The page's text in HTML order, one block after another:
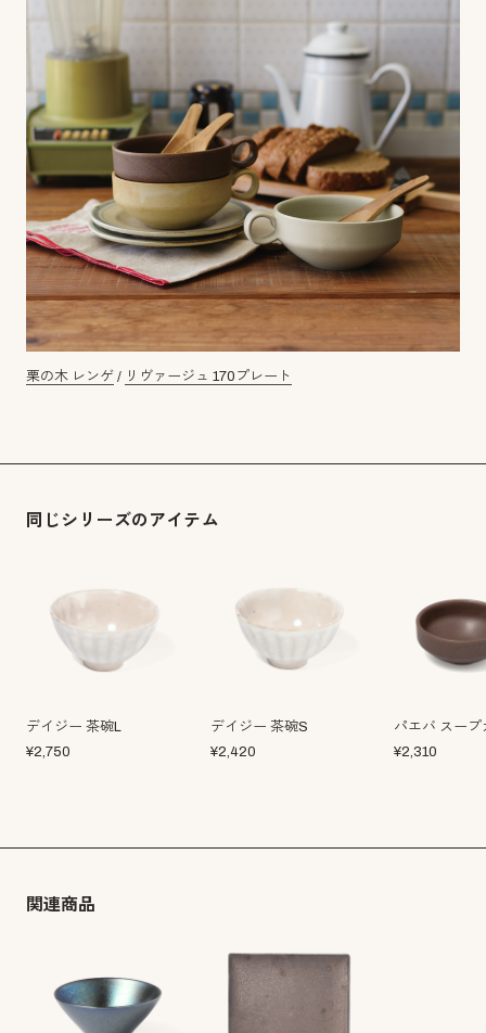
栗の木 レンゲ / リヴァージュ 170プレート
同じシリーズのアイテム
デイジー 茶碗L
¥2,750
デイジー 茶碗S
¥2,420
パエバ スープ
¥2,310
関連商品